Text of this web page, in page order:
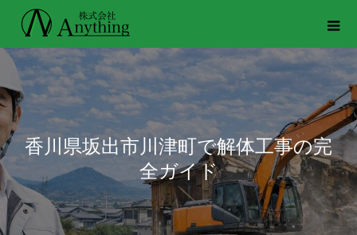
香川県坂出市川津町で解体工事の完
全ガイド